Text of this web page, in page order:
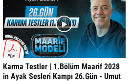
Karma Testler | 1.Bölüm Maarif 2028
in Ayak Sesleri Kampı 26.Gün - Umut